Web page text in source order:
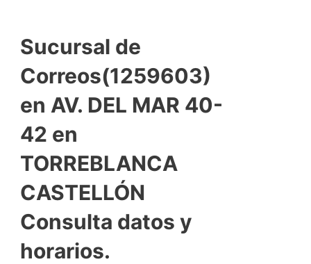
Sucursal de
Correos(1259603)
en AV. DEL MAR 40-
42 en
TORREBLANCA
CASTELLÓN
Consulta datos y
horarios.